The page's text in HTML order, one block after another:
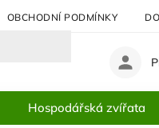
OBCHODNÍ PODMÍNKY
Hospodářská zvířata